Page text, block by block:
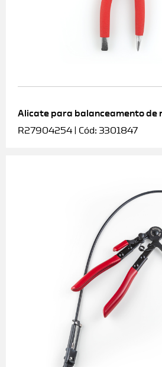
Alicate para balanceamento de
R27904254 | Cód: 3301847